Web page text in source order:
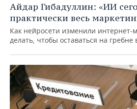
Айдар Гибадуллин: «ИИ
практически весь
Как нейросети изменили интернет-
делать, чтобы оставаться на гребне